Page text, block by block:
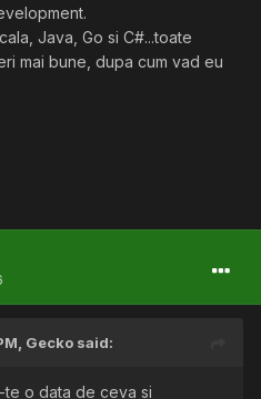
Java, Go si C#...toate
mai bune, dupa cum vad eu
Gecko said:
te o data de ceva si